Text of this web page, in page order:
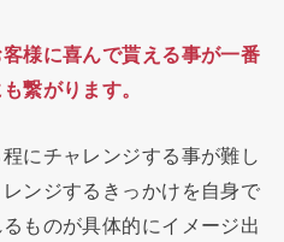
様に喜んで貰える事が一番
繋がります。
にチャレンジする事が難し
ンジするきっかけを自身で
ものが具体的にイメージ出